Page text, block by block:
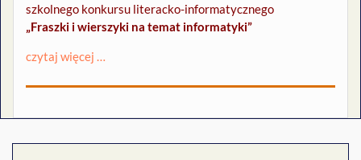
szkolnego konkursu literacko-informatycznego
„Fraszki i wierszyki na temat informatyki”
czytaj więcej …